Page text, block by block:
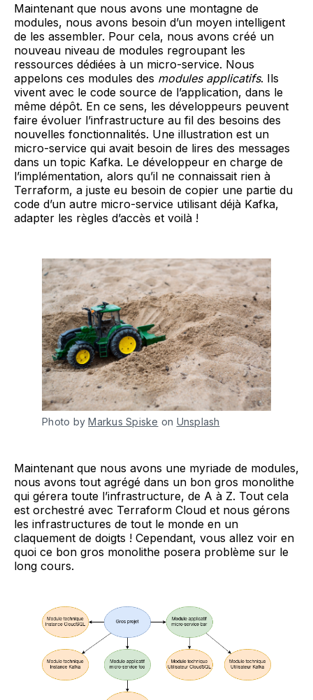
Maintenant que nous avons une montagne de
modules, nous avons besoin d’un moyen intelligent
de les assembler. Pour cela, nous avons créé un
nouveau niveau de modules regroupant les
ressources dédiées à un micro-service. Nous
appelons ces modules des modules applicatifs. Ils
vivent avec le code source de l’application, dans le
même dépôt. En ce sens, les développeurs peuvent
faire évoluer l’infrastructure au fil des besoins des
nouvelles fonctionnalités. Une illustration est un
micro-service qui avait besoin de lires des messages
dans un topic Kafka. Le développeur en charge de
l’implémentation, alors qu’il ne connaissait rien à
Terraform, a juste eu besoin de copier une partie du
code d’un autre micro-service utilisant déjà Kafka,
adapter les règles d’accès et voilà !
Photo byMarkus Spiske on Unsplash
Maintenant que nous avons une myriade de modules,
nous avons tout agrégé dans un bon gros monolithe
qui gérera toute l’infrastructure, de A à Z. Tout cela
est orchestré avec Terraform Cloud et nous gérons
les infrastructures de tout le monde en un
claquement de doigts ! Cependant, vous allez voir en
quoi ce bon gros monolithe posera problème sur le
long cours.